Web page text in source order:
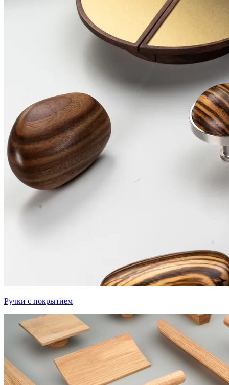
Ручки с покрытием